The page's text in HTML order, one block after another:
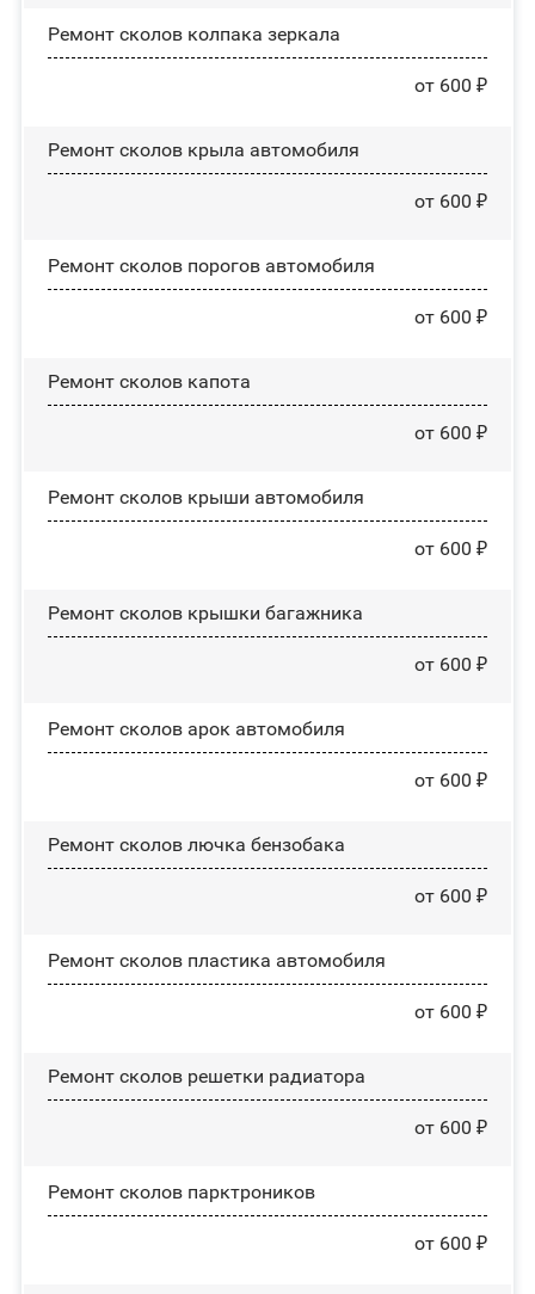
Ремонт сколов колпака зеркала
от 600 ₽
Ремонт сколов крыла автомобиля
от 600 ₽
Ремонт сколов порогов автомобиля
от 600 ₽
Ремонт сколов капота
от 600 ₽
Ремонт сколов крыши автомобиля
от 600 ₽
Ремонт сколов крышки багажника
от 600 ₽
Ремонт сколов арок автомобиля
от 600 ₽
Ремонт сколов лючка бензобака
от 600 ₽
Ремонт сколов пластика автомобиля
от 600 ₽
Ремонт сколов решетки радиатора
от 600 ₽
Ремонт сколов парктроников
от 600 ₽